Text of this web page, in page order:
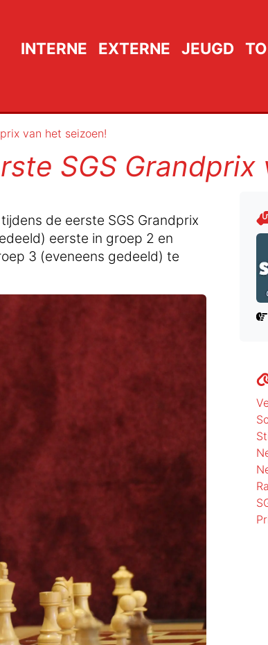
INTERNE EXTERNE JEUGD
van het seizoen!
SGS
de eerste SGS Grandprix
eerste in groep 2 en
3 (eveneens gedeeld) te